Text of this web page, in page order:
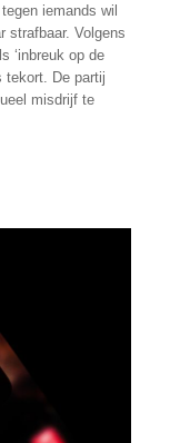
iemands wil
strafbaar. Volgens
‘inbreuk op de
tekort. De partij
misdrijf te